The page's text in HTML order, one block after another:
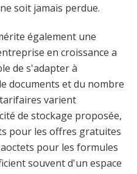
soit jamais perdue.
également une
en croissance a
de s'adapter à
documents et du nombre
varient
de stockage proposée,
pour les offres gratuites
pour les formules
souvent d'un espace